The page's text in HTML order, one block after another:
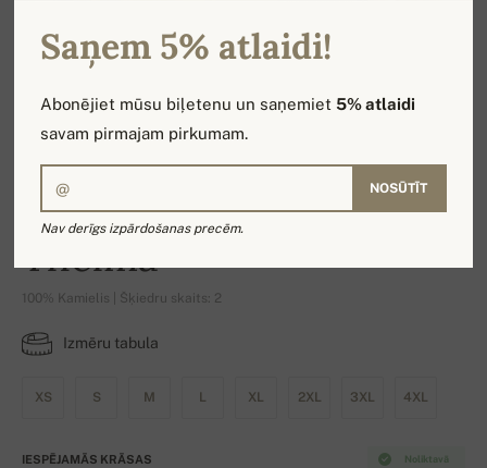
Thelma
100% Kamielis | Šķiedru skaits: 2
Izmēru tabula
XS S M L XL 2XL 3XL 4XL
Noliktavā
IESPĒJAMĀS KRĀSAS
Saņem 5% atlaidi!
Abonējiet mūsu biļetenu un saņemiet5% atlaidi
savam pirmajam pirkumam.
NOSŪTĪT
Nav derīgs izpārdošanas precēm.